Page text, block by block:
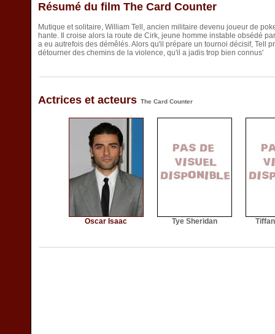
Résumé du film The Card Counter
Mutique et solitaire, William Tell, ancien militaire devenu joueur de
hante. Il croise alors la route de Cirk, jeune homme instable obsédé
a eu autrefois des démêlés. Alors qu'il prépare un tournoi décisif, Tell
détourner des chemins de la violence, qu'il a jadis trop bien connus'
Actrices et acteurs The Card Counter
Oscar Isaac Tye Sheridan